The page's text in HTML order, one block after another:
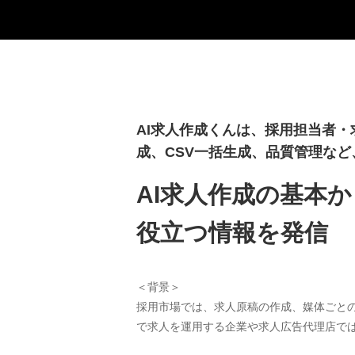
AI求人作成くんは、採用担当者
成、CSV一括生成、品質管理な
AI求人作成の基本
役立つ情報を発信
＜背景＞
採用市場では、求人原稿の作成、媒体ごと
で求人を運用する企業や求人広告代理店で